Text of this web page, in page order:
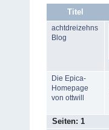
Titel
achtdreizehns
Blog
Die Epica-
Homepage
von ottwill
Seiten: 1